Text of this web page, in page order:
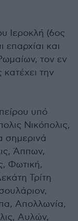
Ιεροκλή (6ος
επαρχίαι και
τον εν
την
υπό
Νικόπολις,
σημερινά
Άππων,
Φωτική,
Τρίτη
Απολλωνία,
Αυλών,